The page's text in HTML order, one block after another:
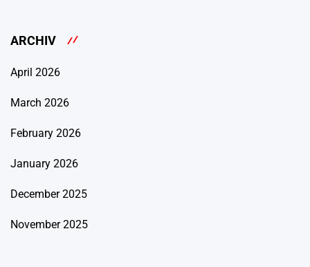
ARCHIV
April 2026
March 2026
February 2026
January 2026
December 2025
November 2025